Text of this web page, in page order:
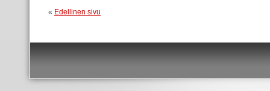
« Edellinen sivu